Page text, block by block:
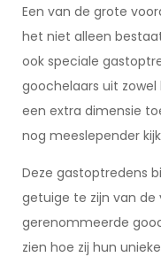
Een van de grote
het niet alleen
ook speciale
goochelaars uit
een extra dimensie
nog meeslepender
Deze gastoptredens
getuige te zijn van
gerenommeerde
zien hoe zij hun